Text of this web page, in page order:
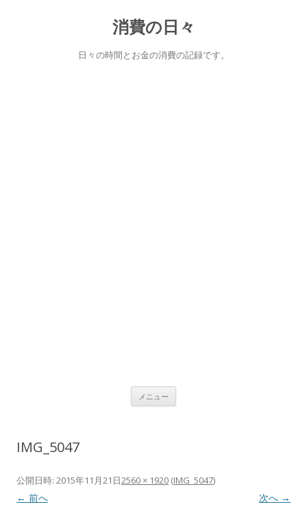
消費の日々
日々の時間とお金の消費の記録です。
メニュー
プ
IMG_5047
公開日時: 2015年11月21日2560 × 1920 (IMG_5047)
← 前へ 次へ →